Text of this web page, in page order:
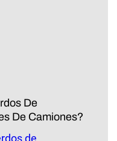
De
De Camiones?